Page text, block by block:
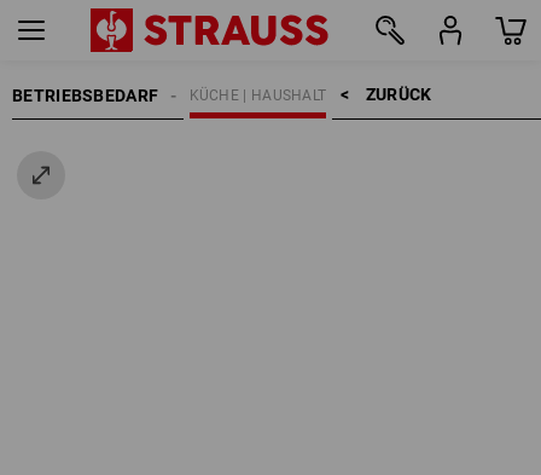
BETRIEBSBEDARF ZURÜCK    >
KÜCHE | HAUSHALT